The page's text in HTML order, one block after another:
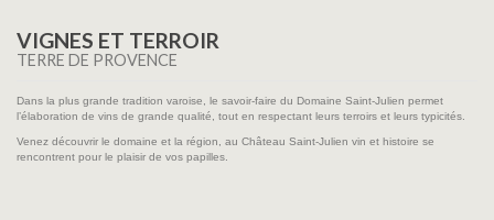
VIGNES ET TERROIR
TERRE DE PROVENCE
Dans la plus grande tradition varoise, le savoir-faire du Domaine Saint-Julien permet
l’élaboration de vins de grande qualité, tout en respectant leurs terroirs et leurs typicités.
Venez découvrir le domaine et la région, au Château Saint-Julien vin et histoire se
rencontrent pour le plaisir de vos papilles.